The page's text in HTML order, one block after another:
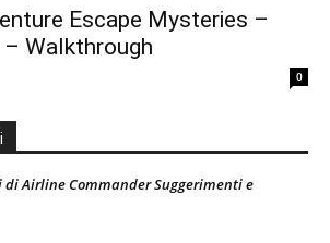
Escape Mysteries –
Walkthrough
0
di Airline Commander Suggerimenti e